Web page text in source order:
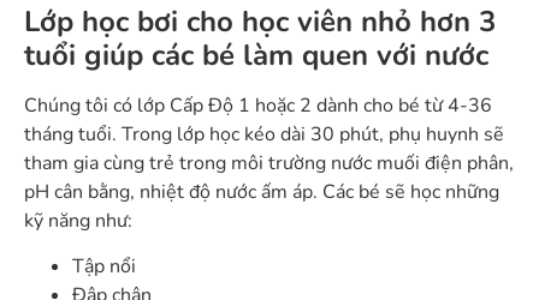
Lớp học bơi cho học viên nhỏ hơn 3
tuổi giúp các bé làm quen với nước
Chúng tôi có lớp Cấp Độ 1 hoặc 2 dành cho bé từ 4-36
tháng tuổi. Trong lớp học kéo dài 30 phút, phụ huynh sẽ
tham gia cùng trẻ trong môi trường nước muối điện phân,
pH cân bằng, nhiệt độ nước ấm áp. Các bé sẽ học những
kỹ năng như:
Tập nổi